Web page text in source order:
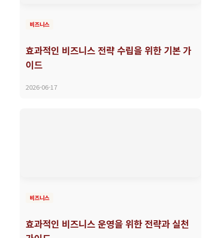
비즈니스
효과적인 비즈니스 전략 수립을 위한 기본 가
이드
2026-06-17
비즈니스
효과적인 비즈니스 운영을 위한 전략과 실천